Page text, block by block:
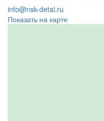
info@nsk-detal.ru
Показать на карте